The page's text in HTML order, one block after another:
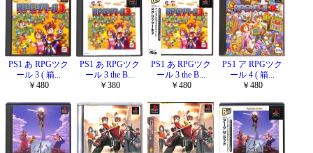
PS1 あ RPGツク
ール 3 ( 箱...
￥480
PS1 あ RPGツク
ール 3 the B...
￥380
PS1 あ RPGツク
ール 3 the B...
￥480
PS1 ア RPGツク
ール 4 ( 箱...
￥480